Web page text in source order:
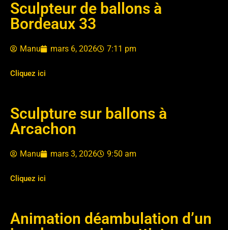
Sculpteur de ballons à
Bordeaux 33
Manu mars 6, 2026 7:11 pm
Cliquez ici
Sculpture sur ballons à
Arcachon
Manu mars 3, 2026 9:50 am
Cliquez ici
Animation déambulation d’un